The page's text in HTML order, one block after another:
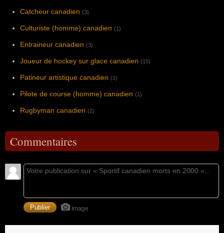
Catcheur canadien (3)
Culturiste (homme) canadien (1)
Entraineur canadien (3)
Joueur de hockey sur glace canadien (15)
Patineur artistique canadien (1)
Pilote de course (homme) canadien (1)
Rugbyman canadien (2)
Commentaires
Image